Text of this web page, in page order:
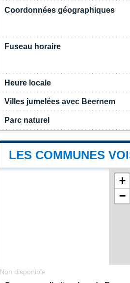
Coordonnées géographiques
Fuseau horaire
Heure locale
Villes jumelées avec Beernem
Parc naturel
LES COMMUNES
+
−
Non disponible